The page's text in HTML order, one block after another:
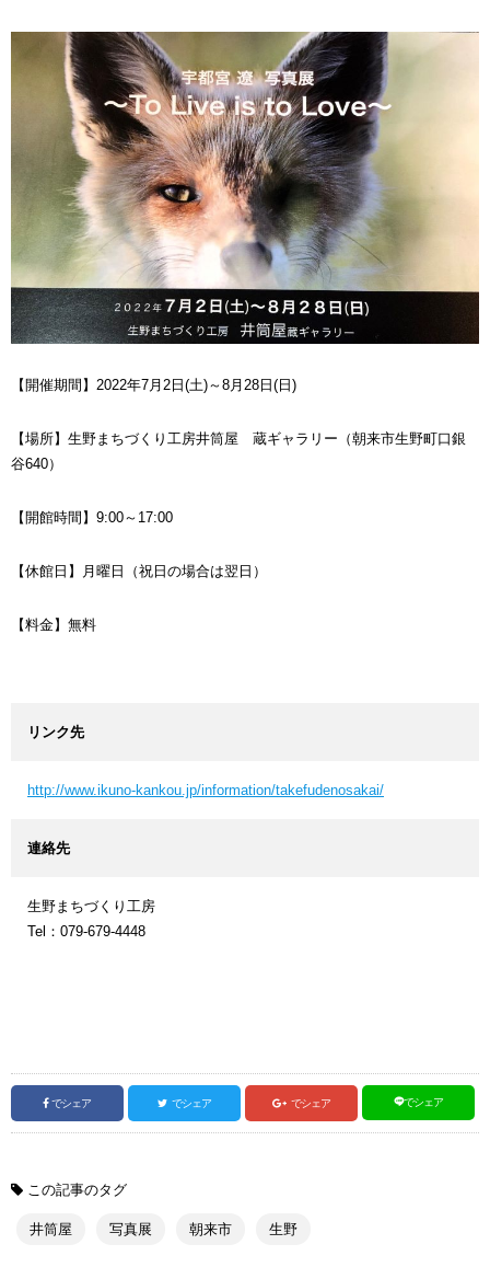
【開催期間】2022年7月2日(土)～8月28日(日)
【場所】生野まちづくり工房井筒屋 蔵ギャラリー（朝来市生野町口銀
谷640）
【開館時間】9:00～17:00
【休館日】月曜日（祝日の場合は翌日）
【料金】無料
リンク先
http://www.ikuno-kankou.jp/information/takefudenosakai/
連絡先
生野まちづくり工房
Tel：079-679-4448
でシェア でシェア でシェア でシェア
この記事のタグ
井筒屋 写真展 朝来市 生野